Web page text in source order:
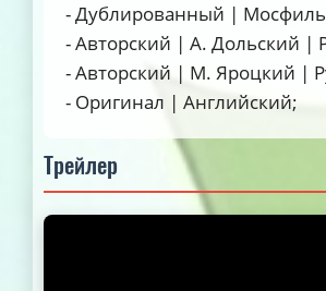
- Дублированный |
- Авторский | А. Дольский |
- Авторский | М. Яроцкий |
- Оригинал | Английский;
Трейлер